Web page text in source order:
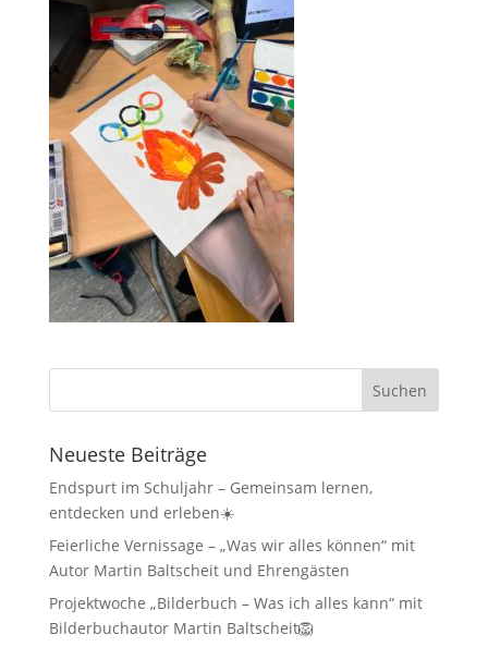
Neueste Beiträge
Endspurt im Schuljahr – Gemeinsam lernen,
entdecken und erleben☀️
Feierliche Vernissage – „Was wir alles können“ mit
Autor Martin Baltscheit und Ehrengästen
Projektwoche „Bilderbuch – Was ich alles kann“ mit
Bilderbuchautor Martin Baltscheit🦁